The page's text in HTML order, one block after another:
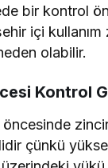
bir kontrol
içi kullanım
olabilir.
Kontrol
çünkü